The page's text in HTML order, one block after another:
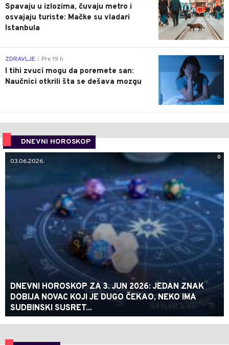
Spavaju u izlozima, čuvaju metro i
osvajaju turiste: Mačke su vladari
Istanbula
0
ZDRAVLJE Pre 19 h
I tihi zvuci mogu da poremete san:
Naučnici otkrili šta se dešava mozgu
DNEVNI HOROSKOP
0
03.06.2026.
DNEVNI HOROSKOP ZA 3. JUN 2026: JEDAN ZNAK
DOBIJA NOVAC KOJI JE DUGO ČEKAO, NEKO IMA
SUDBINSKI SUSRET...